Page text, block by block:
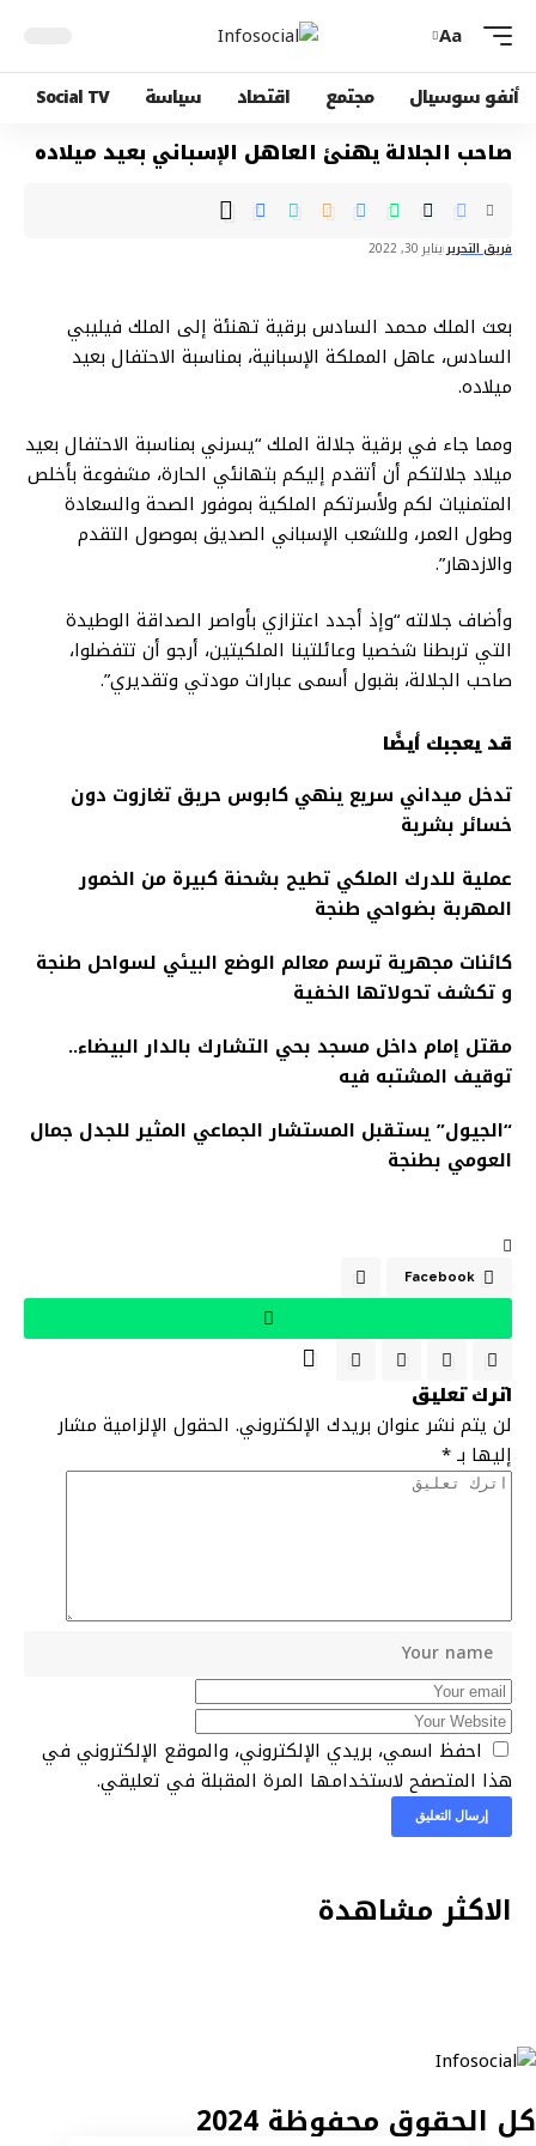
Aa
أنفو سوسيال مجتمع اقتصاد سياسة Social TV
صاحب الجلالة يهنئ العاهل الإسباني بعيد ميلاده
فريق التحريريناير 30, 2022
بعث الملك محمد السادس برقية تهنئة إلى الملك فيليبي
السادس، عاهل المملكة الإسبانية، بمناسبة الاحتفال بعيد
ميلاده.
ومما جاء في برقية جلالة الملك “يسرني بمناسبة الاحتفال بعيد
ميلاد جلالتكم أن أتقدم إليكم بتهانئي الحارة، مشفوعة بأخلص
المتمنيات لكم ولأسرتكم الملكية بموفور الصحة والسعادة
وطول العمر، وللشعب الإسباني الصديق بموصول التقدم
والازدهار”.
وأضاف جلالته “وإذ أجدد اعتزازي بأواصر الصداقة الوطيدة
التي تربطنا شخصيا وعائلتينا الملكيتين، أرجو أن تتفضلوا،
صاحب الجلالة، بقبول أسمى عبارات مودتي وتقديري”.
قد يعجبك أيضًا
تدخل ميداني سريع ينهي كابوس حريق تغازوت دون
خسائر بشرية
عملية للدرك الملكي تطيح بشحنة كبيرة من الخمور
المهربة بضواحي طنجة
كائنات مجهرية ترسم معالم الوضع البيئي لسواحل طنجة
و تكشف تحولاتها الخفية
مقتل إمام داخل مسجد بحي التشارك بالدار البيضاء..
توقيف المشتبه فيه
“الجيول” يستقبل المستشار الجماعي المثير للجدل جمال
العومي بطنجة
Facebook
اترك تعليق
لن يتم نشر عنوان بريدك الإلكتروني. الحقول الإلزامية مشار
إليها بـ*
احفظ اسمي، بريدي الإلكتروني، والموقع الإلكتروني في
هذا المتصفح لاستخدامها المرة المقبلة في تعليقي.
الاكثر مشاهدة
كل الحقوق محفوظة 2024